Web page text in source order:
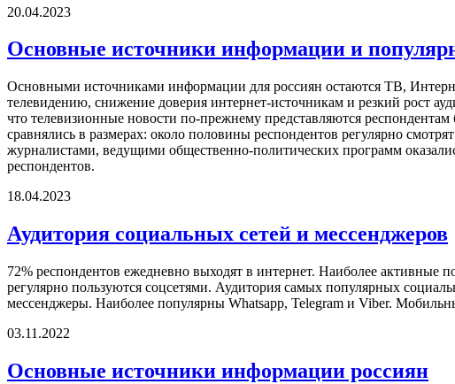
20.04.2023
Основные источники информации и
Основными источниками информации для россиян остаются ТВ,
телевидению, снижение доверия интернет-источникам и резкий рост
что телевизионные новости по-прежнему представляются
сравнялись в размерах: около половины респондентов регулярно
журналистами, ведущими общественно-политических программ
респондентов.
18.04.2023
Аудитория социальных сетей и мессенджеров
72% респондентов ежедневно выходят в интернет. Наиболее активные
регулярно пользуются соцсетями. Аудитория самых популярных
мессенджеры. Наиболее популярны Whatsapp, Telegram и Viber.
03.11.2022
Основные источники информации россиян